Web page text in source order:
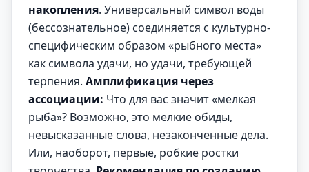
накопления. Универсальный символ воды
(бессознательное) соединяется с культурно-
специфическим образом «рыбного места»
как символа удачи, но удачи, требующей
терпения. Амплификация через
ассоциации: Что для вас значит «мелкая
рыба»? Возможно, это мелкие обиды,
невысказанные слова, незаконченные дела.
Или, наоборот, первые, робкие ростки